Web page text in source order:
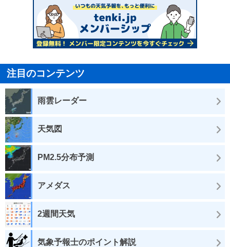
注目のコンテンツ
雨雲レーダー
天気図
PM2.5分布予測
アメダス
2週間天気
気象予報士のポイント解説